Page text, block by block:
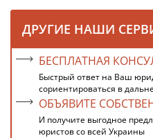
ДРУГИЕ НАШИ
БЕСПЛАТНАЯ
Быстрый ответ на Ваш
сориентироваться в
ОБЪЯВИТЕ
И получите выгодное
юристов со всей Украины